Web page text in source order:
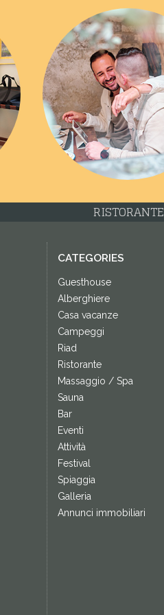
RISTORANTE
CATEGORIES
Guesthouse
Alberghiere
Casa vacanze
Campeggi
Riad
Ristorante
Massaggio / Spa
Sauna
Bar
Eventi
Attività
Festival
Spiaggia
Galleria
Annunci immobiliari